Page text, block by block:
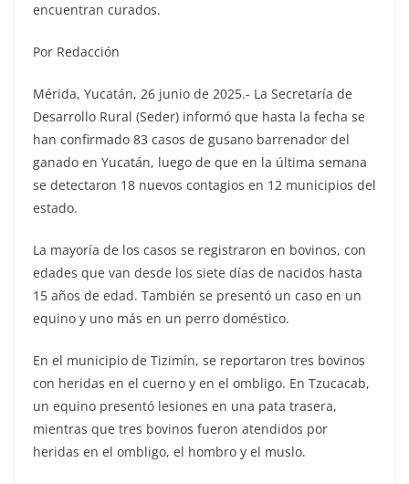
encuentran curados.
Por Redacción
Mérida, Yucatán, 26 junio de 2025.- La Secretaría de
Desarrollo Rural (Seder) informó que hasta la fecha se
han confirmado 83 casos de gusano barrenador del
ganado en Yucatán, luego de que en la última semana
se detectaron 18 nuevos contagios en 12 municipios del
estado.
La mayoría de los casos se registraron en bovinos, con
edades que van desde los siete días de nacidos hasta
15 años de edad. También se presentó un caso en un
equino y uno más en un perro doméstico.
En el municipio de Tizimín, se reportaron tres bovinos
con heridas en el cuerno y en el ombligo. En Tzucacab,
un equino presentó lesiones en una pata trasera,
mientras que tres bovinos fueron atendidos por
heridas en el ombligo, el hombro y el muslo.